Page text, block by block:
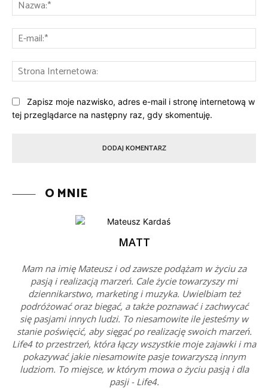
Zapisz moje nazwisko, adres e-mail i stronę internetową w
tej przeglądarce na następny raz, gdy skomentuję.
O MNIE
MATT
Mam na imię Mateusz i od zawsze podążam w życiu za
pasją i realizacją marzeń. Cale życie towarzyszy mi
dziennikarstwo, marketing i muzyka. Uwielbiam też
podróżować oraz biegać, a także poznawać i zachwycać
się pasjami innych ludzi. To niesamowite ile jesteśmy w
stanie poświęcić, aby sięgać po realizację swoich marzeń.
Life4 to przestrzeń, która łączy wszystkie moje zajawki i ma
pokazywać jakie niesamowite pasje towarzyszą innym
ludziom. To miejsce, w którym mowa o życiu pasją i dla
pasji - Life4.